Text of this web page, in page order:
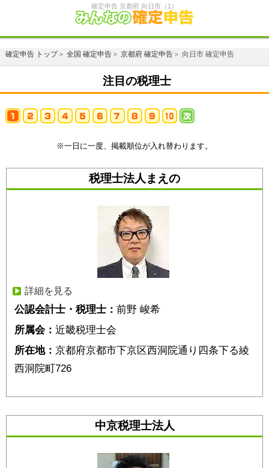
確定申告 京都府 向日市（1）
確定申告 トップ＞ 全国 確定申告＞ 京都府 確定申告＞ 向日市 確定申告
注目の税理士
※一日に一度、掲載順位が入れ替わります。
税理士法人まえの
詳細を見る
公認会計士・税理士： 前野 峻希
所属会： 近畿税理士会
所在地： 京都府京都市下京区西洞院通り四条下る綾
西洞院町726
中京税理士法人